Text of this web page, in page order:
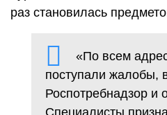
раз становилась
«По всем
поступали жалобы,
Роспотребнадзор и
Специалисты